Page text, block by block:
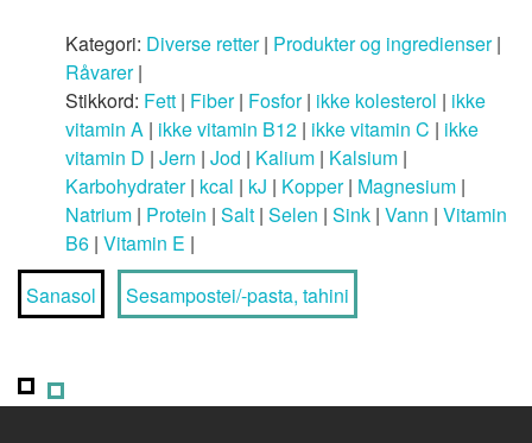
Kategori: Diverse retter| Produkter og ingredienser|
Råvarer|
Stikkord: Fett | Fiber| Fosfor| ikke kolesterol | ikke
vitamin A | ikke vitamin B12 | ikke vitamin C | ikke
vitamin D | Jern | Jod | Kalium | Kalsium |
Karbohydrater| kcal | kJ | Kopper| Magnesium |
Natrium | Protein | Salt | Selen | Sink | Vann | Vitamin
B6 | Vitamin E |
Sanasol
Sesampostei/-pasta, tahini